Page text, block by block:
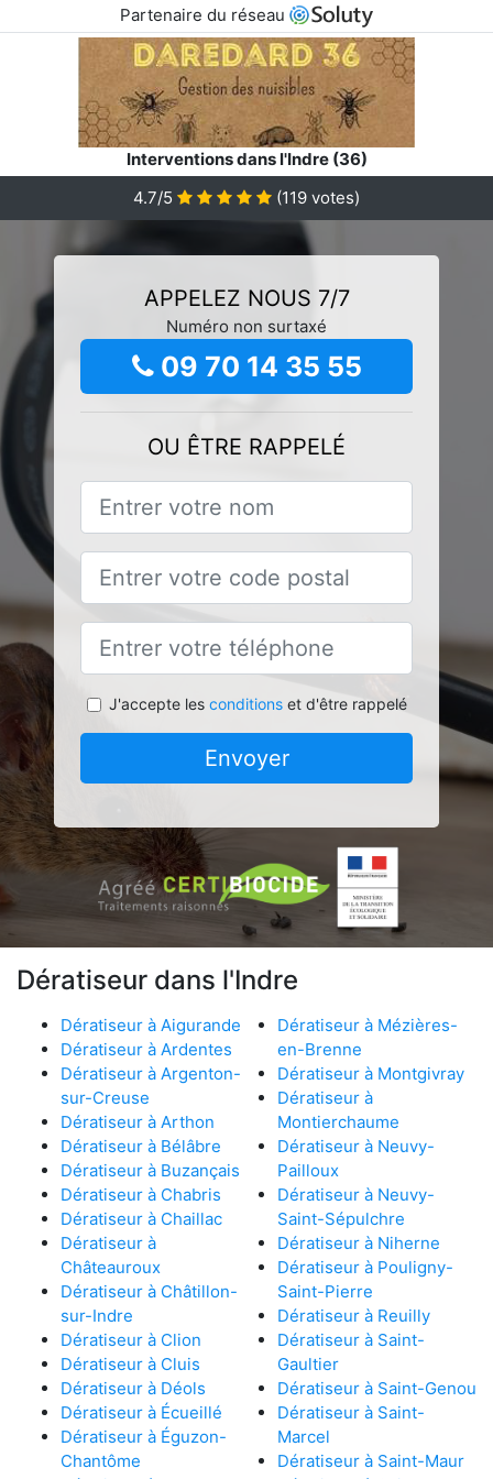
Partenaire du réseau
Interventions dans l'Indre (36)
4.7/5
(119 votes)
APPELEZ NOUS 7/7
Numéro non surtaxé
09 70 14 35 55
OU ÊTRE RAPPELÉ
J'accepte les conditionset d'être rappelé
Envoyer
Dératiseur dans l'Indre
Dératiseur à Aigurande
Dératiseur à Ardentes
Dératiseur à Argenton-
sur-Creuse
Dératiseur à Arthon
Dératiseur à Bélâbre
Dératiseur à Buzançais
Dératiseur à Chabris
Dératiseur à Chaillac
Dératiseur à
Châteauroux
Dératiseur à Châtillon-
sur-Indre
Dératiseur à Clion
Dératiseur à Cluis
Dératiseur à Déols
Dératiseur à Écueillé
Dératiseur à Éguzon-
Chantôme
Dératiseur à Mézières-
en-Brenne
Dératiseur à Montgivray
Dératiseur à
Montierchaume
Dératiseur à Neuvy-
Pailloux
Dératiseur à Neuvy-
Saint-Sépulchre
Dératiseur à Niherne
Dératiseur à Pouligny-
Saint-Pierre
Dératiseur à Reuilly
Dératiseur à Saint-
Gaultier
Dératiseur à Saint-Genou
Dératiseur à Saint-
Marcel
Dératiseur à Saint-Maur